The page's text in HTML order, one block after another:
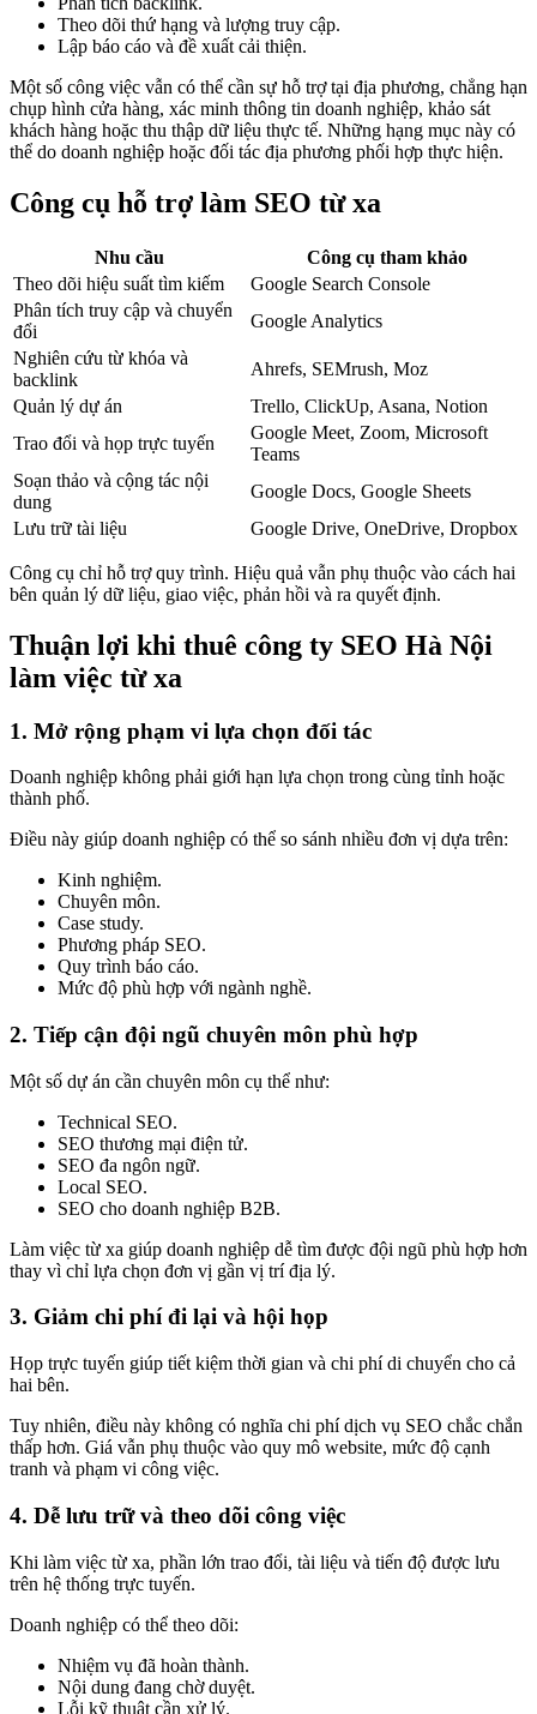
Theo dõi thứ hạng và lượng truy cập.
Lập báo cáo và đề xuất cải thiện.
Một số công việc vẫn có thể cần sự hỗ trợ tại địa phương, chẳng hạn
chụp hình cửa hàng, xác minh thông tin doanh nghiệp, khảo sát
khách hàng hoặc thu thập dữ liệu thực tế. Những hạng mục này có
thể do doanh nghiệp hoặc đối tác địa phương phối hợp thực hiện.
Công cụ hỗ trợ làm SEO từ xa
Nhu cầu
Công cụ tham khảo
Theo dõi hiệu suất tìm kiếm
Google Search Console
Phân tích truy cập và chuyển
đổi
Google Analytics
Nghiên cứu từ khóa và
backlink
Ahrefs, SEMrush, Moz
Quản lý dự án
Trello, ClickUp, Asana, Notion
Trao đổi và họp trực tuyến
Google Meet, Zoom, Microsoft
Teams
Soạn thảo và cộng tác nội
dung
Google Docs, Google Sheets
Lưu trữ tài liệu
Google Drive, OneDrive, Dropbox
Công cụ chỉ hỗ trợ quy trình. Hiệu quả vẫn phụ thuộc vào cách hai
bên quản lý dữ liệu, giao việc, phản hồi và ra quyết định.
Thuận lợi khi thuê công ty SEO Hà Nội
làm việc từ xa
1. Mở rộng phạm vi lựa chọn đối tác
Doanh nghiệp không phải giới hạn lựa chọn trong cùng tỉnh hoặc
thành phố.
Điều này giúp doanh nghiệp có thể so sánh nhiều đơn vị dựa trên:
Kinh nghiệm.
Chuyên môn.
Case study.
Phương pháp SEO.
Quy trình báo cáo.
Mức độ phù hợp với ngành nghề.
2. Tiếp cận đội ngũ chuyên môn phù hợp
Một số dự án cần chuyên môn cụ thể như:
Technical SEO.
SEO thương mại điện tử.
SEO đa ngôn ngữ.
Local SEO.
SEO cho doanh nghiệp B2B.
Làm việc từ xa giúp doanh nghiệp dễ tìm được đội ngũ phù hợp hơn
thay vì chỉ lựa chọn đơn vị gần vị trí địa lý.
3. Giảm chi phí đi lại và hội họp
Họp trực tuyến giúp tiết kiệm thời gian và chi phí di chuyển cho cả
hai bên.
Tuy nhiên, điều này không có nghĩa chi phí dịch vụ SEO chắc chắn
thấp hơn. Giá vẫn phụ thuộc vào quy mô website, mức độ cạnh
tranh và phạm vi công việc.
4. Dễ lưu trữ và theo dõi công việc
Khi làm việc từ xa, phần lớn trao đổi, tài liệu và tiến độ được lưu
trên hệ thống trực tuyến.
Doanh nghiệp có thể theo dõi:
Nhiệm vụ đã hoàn thành.
Nội dung đang chờ duyệt.
Lỗi kỹ thuật cần xử lý.